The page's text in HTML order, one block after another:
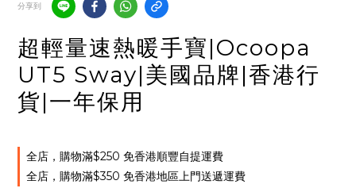
分享到
超輕量速熱暖手寶|Ocoopa
UT5 Sway|美國品牌|香港行
貨|一年保用
全店，購物滿$250 免香港順豐自提運費
全店，購物滿$350 免香港地區上門送遞運費